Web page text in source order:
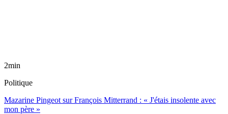
2min
Politique
Mazarine Pingeot sur François Mitterrand : « J'étais insolente avec
mon père »